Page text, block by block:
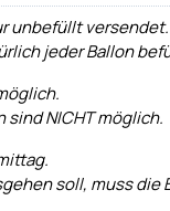
unbefüllt versendet.
jeder Ballon
NICHT möglich.
soll, muss